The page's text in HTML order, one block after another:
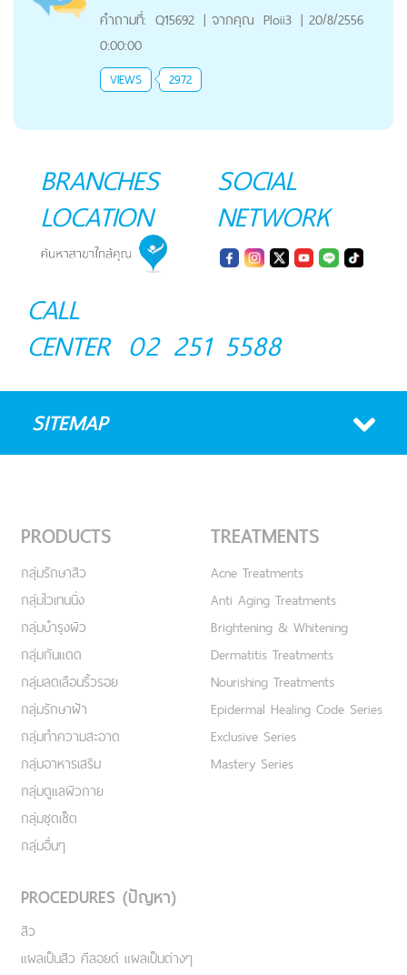
คำถามที่: Q15692 | จากคุณ Ploii3 | 20/8/2556
0:00:00
VIEWS 2972
BRANCHES
LOCATION
SOCIAL
NETWORK
CALL
CENTER 02 251 5588
SITEMAP
PRODUCTS
กลุ่มรักษาสิว
กลุ่มไวเทนนิ่ง
กลุ่มบำรุงผิว
กลุ่มกันแดด
กลุ่มลดเลือนริ้วรอย
กลุ่มรักษาฝ้า
กลุ่มทำความสะอาด
กลุ่มอาหารเสริม
กลุ่มดูแลผิวกาย
กลุ่มชุดเซ็ต
กลุ่มอื่นๆ
TREATMENTS
Acne Treatments
Anti Aging Treatments
Brightening & Whitening
Dermatitis Treatments
Nourishing Treatments
Epidermal Healing Code Series
Exclusive Series
Mastery Series
PROCEDURES (ปัญหา)
สิว
แผลเป็นสิว คีลอยด์ แผลเป็นต่างๆ